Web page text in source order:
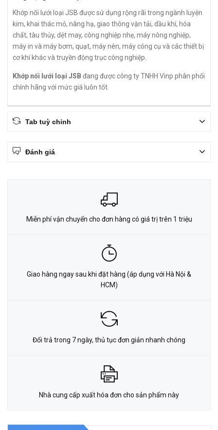
Khớp nối lưới loại JSB được sử dụng rộng rãi trong ngành luyện
kim, khai thác mỏ, nâng hạ, giao thông vận tải, dầu khí, hóa
chất, tàu thủy, dệt may, công nghiệp nhẹ, máy nông nghiệp,
máy in và máy bơm, quạt, máy nén, máy công cụ và các thiết bị
cơ khí khác và truyền động trục công nghiệp.
Khớp nối lưới loại JSB đang được công ty TNHH Vinp phân phối
chính hãng với mức giá luôn tốt.
Tab tuỳ chỉnh
Đánh giá
Miễn phí vận chuyển cho đơn hàng có giá trị trên 1 triệu
Giao hàng ngay sau khi đặt hàng (áp dụng với Hà Nội &
HCM)
Đổi trả trong 7 ngày, thủ tục đơn giản nhanh chóng
Nhà cung cấp xuất hóa đơn cho sản phẩm này